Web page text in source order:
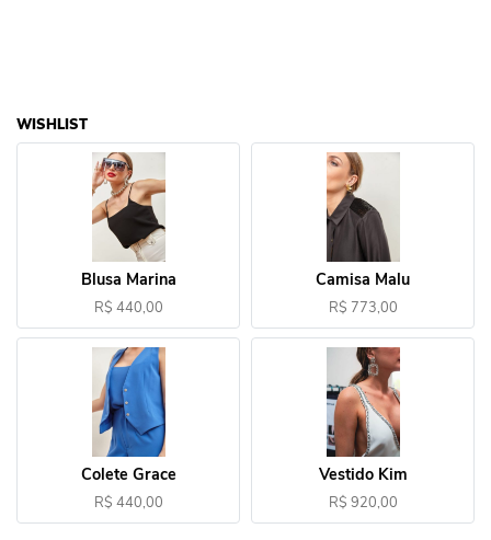
WISHLIST
Blusa Marina
R$ 440,00
Camisa Malu
R$ 773,00
Colete Grace
R$ 440,00
Vestido Kim
R$ 920,00